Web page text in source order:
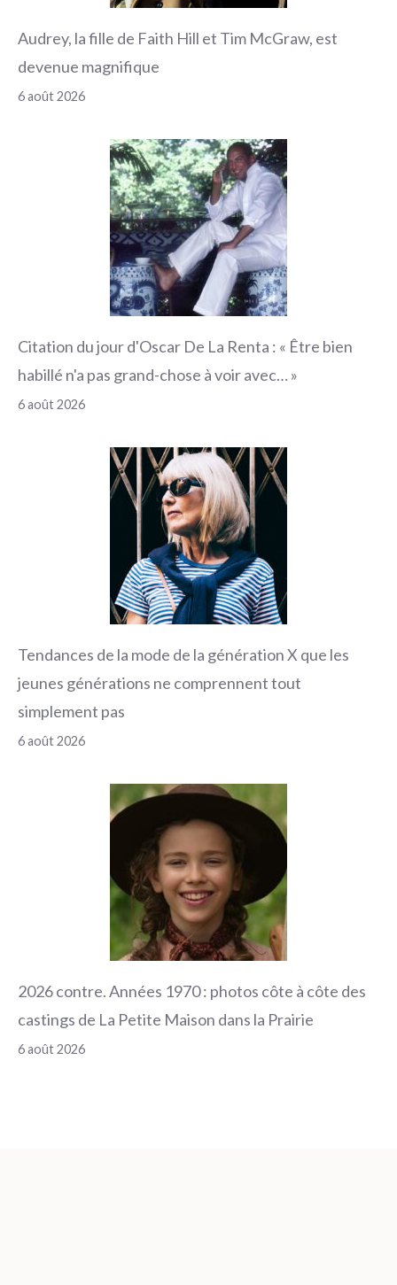
Audrey, la fille de Faith Hill et Tim McGraw, est
devenue magnifique
6 août 2026
Citation du jour d'Oscar De La Renta : « Être bien
habillé n'a pas grand-chose à voir avec… »
6 août 2026
Tendances de la mode de la génération X que les
jeunes générations ne comprennent tout
simplement pas
6 août 2026
2026 contre. Années 1970 : photos côte à côte des
castings de La Petite Maison dans la Prairie
6 août 2026